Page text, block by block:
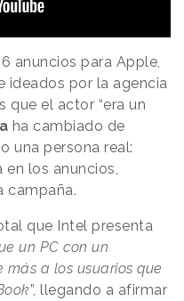
anuncios para Apple,
ideados por la agencia
que el actor “era un
ha cambiado de
una persona real:
en los anuncios,
campaña.
que Intel presenta
un PC con un
a los usuarios que
”, llegando a afirmar